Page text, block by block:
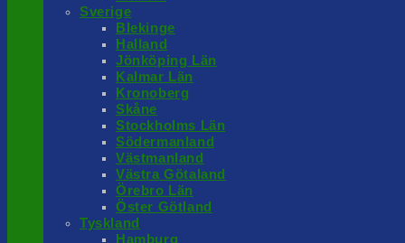
Sverige
Blekinge
Halland
Jönköping Län
Kalmar Län
Kronoberg
Skåne
Stockholms Län
Södermanland
Västmanland
Västra Götaland
Örebro Län
Öster Götland
Tyskland
Hamburg